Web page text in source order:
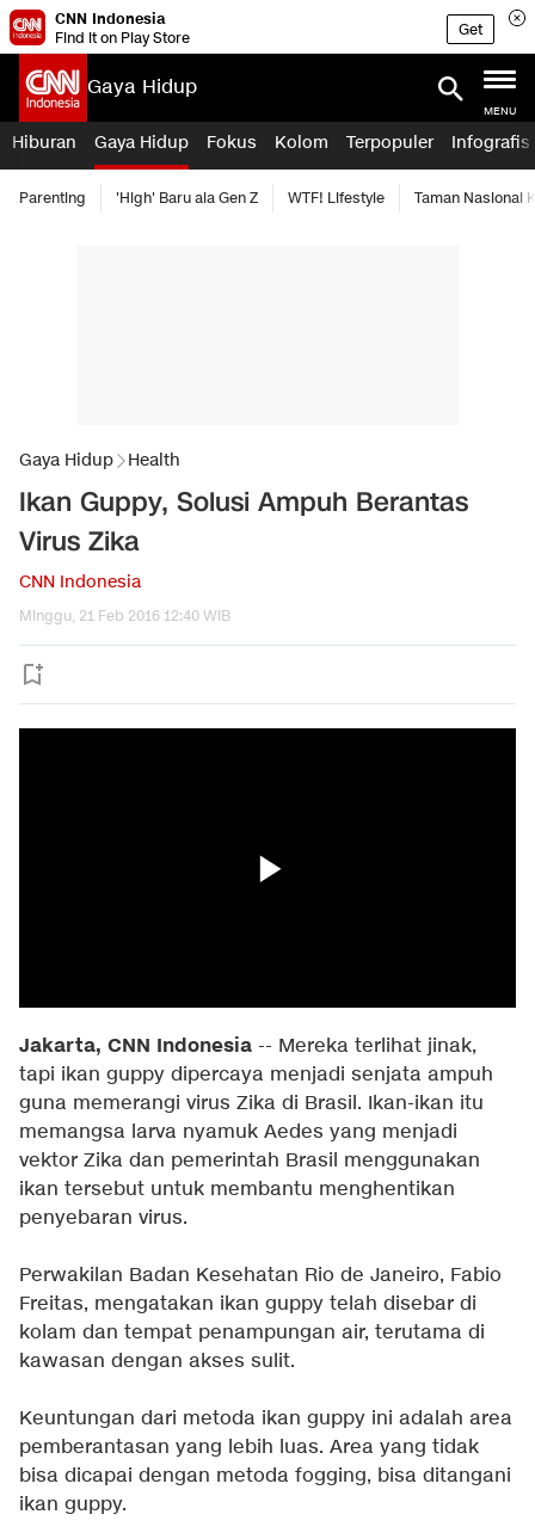
CNN Indonesia
Find it on Play Store
Get
Gaya Hidup
MENU
Hiburan Gaya Hidup Fokus Kolom Terpopuler Infografis
Parenting 'High' Baru ala Gen Z WTF! Lifestyle Taman Nasional
Gaya Hidup Health
Ikan Guppy, Solusi Ampuh Berantas
Virus Zika
CNN Indonesia
Minggu, 21 Feb 2016 12:40 WIB
Jakarta, CNN Indonesia -- Mereka terlihat jinak,
tapi ikan guppy dipercaya menjadi senjata ampuh
guna memerangi virus Zika di Brasil. Ikan-ikan itu
memangsa larva nyamuk Aedes yang menjadi
vektor Zika dan pemerintah Brasil menggunakan
ikan tersebut untuk membantu menghentikan
penyebaran virus.
Perwakilan Badan Kesehatan Rio de Janeiro, Fabio
Freitas, mengatakan ikan guppy telah disebar di
kolam dan tempat penampungan air, terutama di
kawasan dengan akses sulit.
Keuntungan dari metoda ikan guppy ini adalah area
pemberantasan yang lebih luas. Area yang tidak
bisa dicapai dengan metoda fogging, bisa ditangani
ikan guppy.